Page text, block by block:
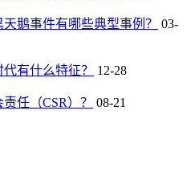
鹅事件有哪些典型事例？
03-
有什么特征？ 12-28
任（CSR）？ 08-21